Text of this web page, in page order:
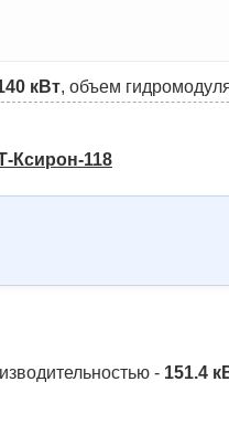
кВт, объем
Ксирон-118
- 151.4